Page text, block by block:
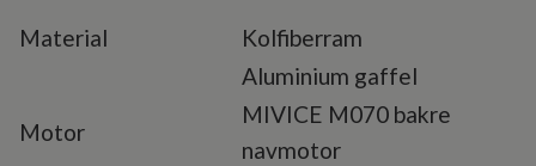
Material
Kolfiberram
Aluminium gaffel
Motor
MIVICE M070 bakre
navmotor